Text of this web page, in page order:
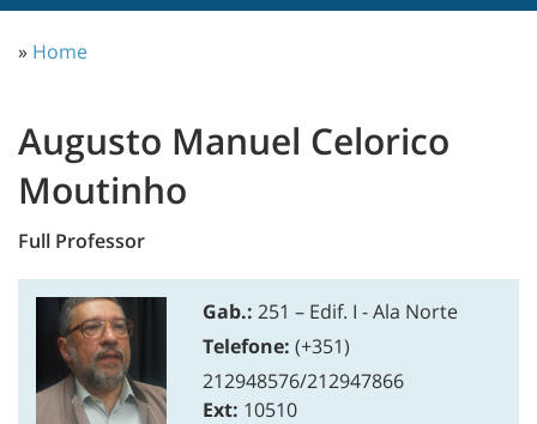
» Home
Augusto Manuel Celorico
Moutinho
Full Professor
Gab.: 251 – Edif. I - Ala Norte
Telefone: (+351)
212948576/212947866
Ext: 10510